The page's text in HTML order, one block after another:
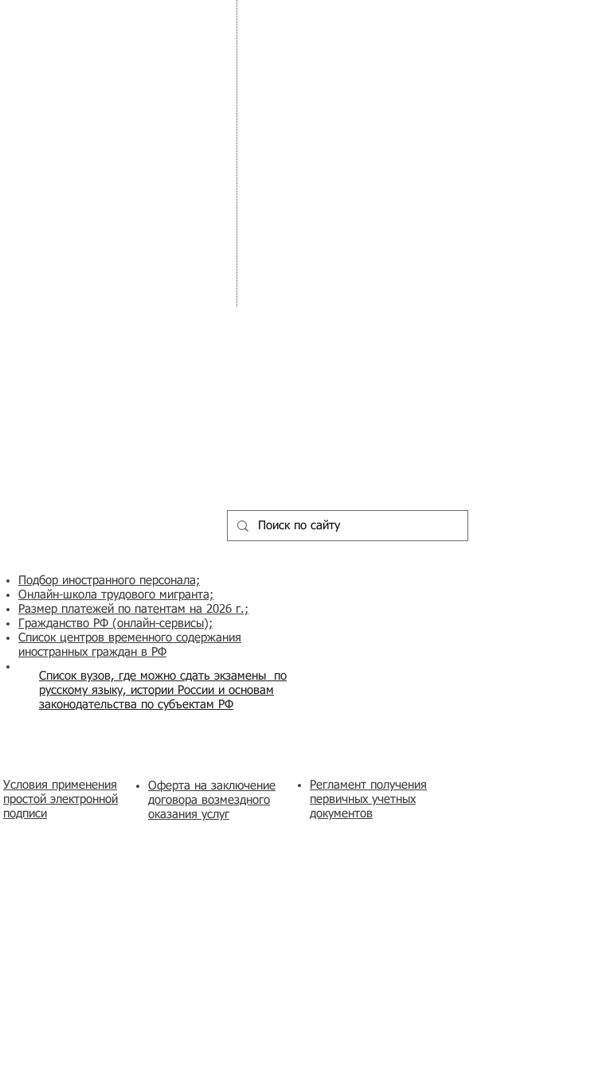
Список вузов, где можно сдать экзамены по
русскому языку, истории России и основам
законодательства по субъектам РФ
Подбор иностранного персонала;
Онлайн-школа трудового мигранта;
Размер платежей по патентам на 2026 г.;
Гражданство РФ (онлайн-сервисы);
Список центров временного содержания
иностранных граждан в РФ
Условия применения
простой электронной
подписи
​Оферта на заключение
договора возмездного
оказания услуг
Регламент получения
первичных учетных
документов